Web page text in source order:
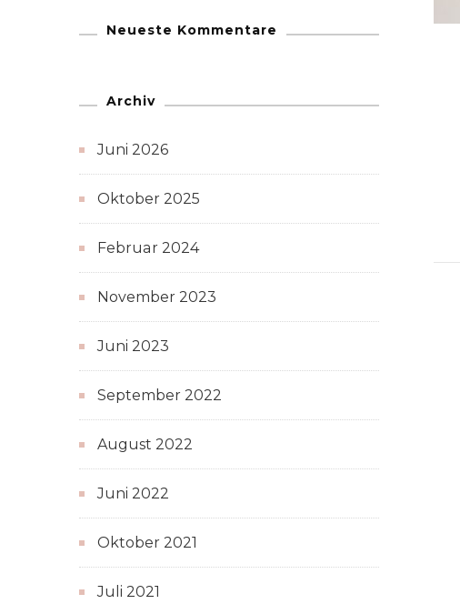
Neueste Kommentare
Archiv
Juni 2026
Oktober 2025
Februar 2024
November 2023
Juni 2023
September 2022
August 2022
Juni 2022
Oktober 2021
Juli 2021